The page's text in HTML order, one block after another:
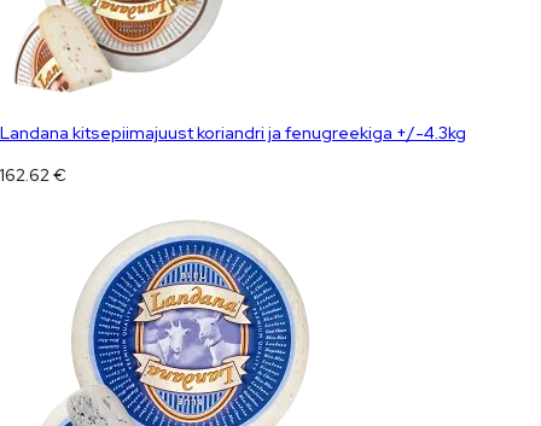
Landana kitsepiimajuust koriandri ja fenugreekiga +/-4.3kg
162.62€